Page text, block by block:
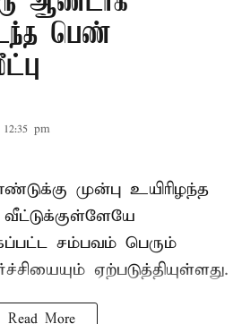
பெண்
pm
முன்பு உயிரிழந்த
சம்பவம் பெரும்
ஏற்படுத்தியுள்ளது.
Read More